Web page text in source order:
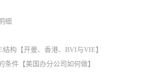
细
构【开曼、香港、BVI与VIE】
条件【美国办分公司如何做】